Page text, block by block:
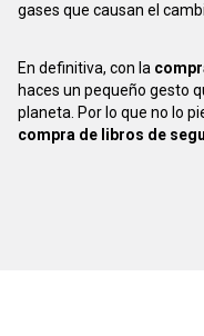
gases que causan el
En definitiva, con la
haces un pequeño gesto
planeta. Por lo que no lo
compra de libros de